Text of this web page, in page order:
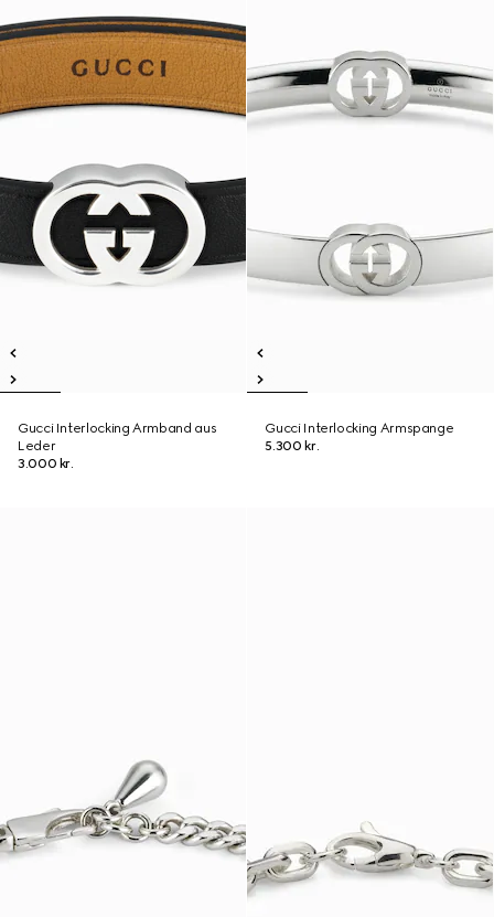
Gucci Interlocking Armband aus
Leder
3.000 kr.
Gucci Interlocking Armspange
5.300 kr.